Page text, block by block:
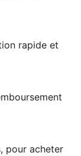
rapide et
pour acheter